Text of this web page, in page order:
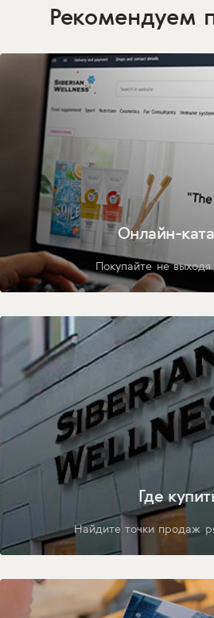
Рекомендуем
Онлайн-
Покупайте не
Где
Найдите точки продаж